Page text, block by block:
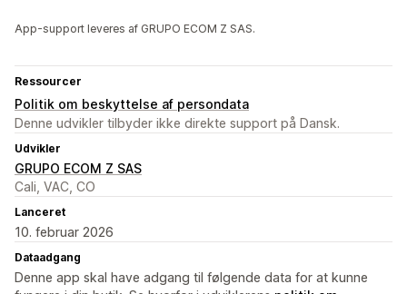
App-support leveres af GRUPO ECOM Z SAS.
Ressourcer
Politik om beskyttelse af persondata
Denne udvikler tilbyder ikke direkte support på Dansk.
Udvikler
GRUPO ECOM Z SAS
Cali, VAC, CO
Lanceret
10. februar 2026
Dataadgang
Denne app skal have adgang til følgende data for at kunne